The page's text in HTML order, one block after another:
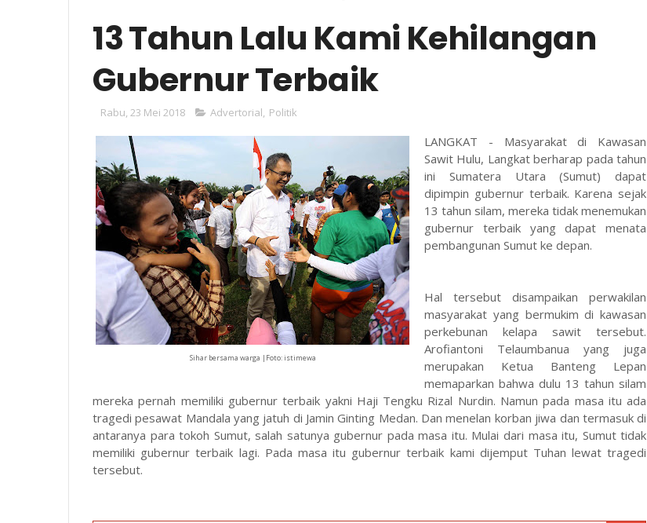
13 Tahun Lalu Kami Kehilangan
Gubernur Terbaik
Rabu, 23 Mei 2018 Advertorial Politik
Sihar bersama warga |Foto: istimewa
LANGKAT - Masyarakat di Kawasan
Sawit Hulu, Langkat berharap pada tahun
ini Sumatera Utara (Sumut) dapat
dipimpin gubernur terbaik. Karena sejak
13 tahun silam, mereka tidak menemukan
gubernur terbaik yang dapat menata
pembangunan Sumut ke depan.
Hal tersebut disampaikan perwakilan
masyarakat yang bermukim di kawasan
perkebunan kelapa sawit tersebut.
Arofiantoni Telaumbanua yang juga
merupakan Ketua Banteng Lepan
memaparkan bahwa dulu 13 tahun silam
mereka pernah memiliki gubernur terbaik yakni Haji Tengku Rizal Nurdin. Namun pada masa itu ada
tragedi pesawat Mandala yang jatuh di Jamin Ginting Medan. Dan menelan korban jiwa dan termasuk di
antaranya para tokoh Sumut, salah satunya gubernur pada masa itu. Mulai dari masa itu, Sumut tidak
memiliki gubernur terbaik lagi. Pada masa itu gubernur terbaik kami dijemput Tuhan lewat tragedi
tersebut.